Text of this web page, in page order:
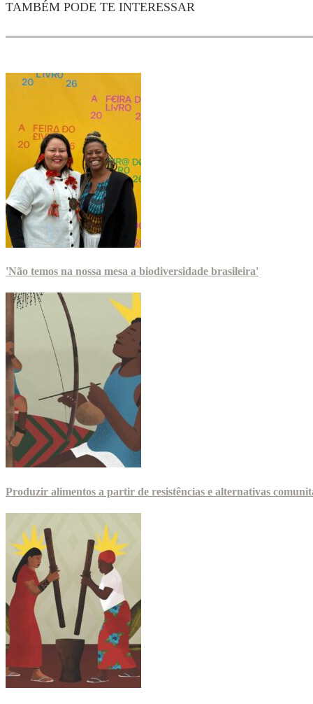
TAMBÉM PODE TE INTERESSAR
'Não temos na nossa mesa a biodiversidade brasileira'
Produzir alimentos a partir de resistências e alternativas